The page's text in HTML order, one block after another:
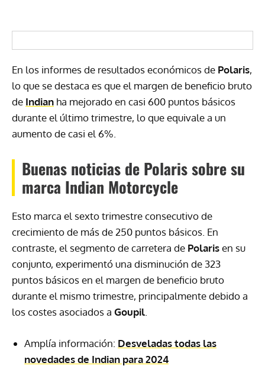
En los informes de resultados económicos de Polaris,
lo que se destaca es que el margen de beneficio bruto
de Indian ha mejorado en casi 600 puntos básicos
durante el último trimestre, lo que equivale a un
aumento de casi el 6%.
Buenas noticias de Polaris sobre su
marca Indian Motorcycle
Esto marca el sexto trimestre consecutivo de
crecimiento de más de 250 puntos básicos. En
contraste, el segmento de carretera de Polarisen su
conjunto, experimentó una disminución de 323
puntos básicos en el margen de beneficio bruto
durante el mismo trimestre, principalmente debido a
los costes asociados a Goupil
Amplía información: Desveladas todas las
novedades de Indian para 2024